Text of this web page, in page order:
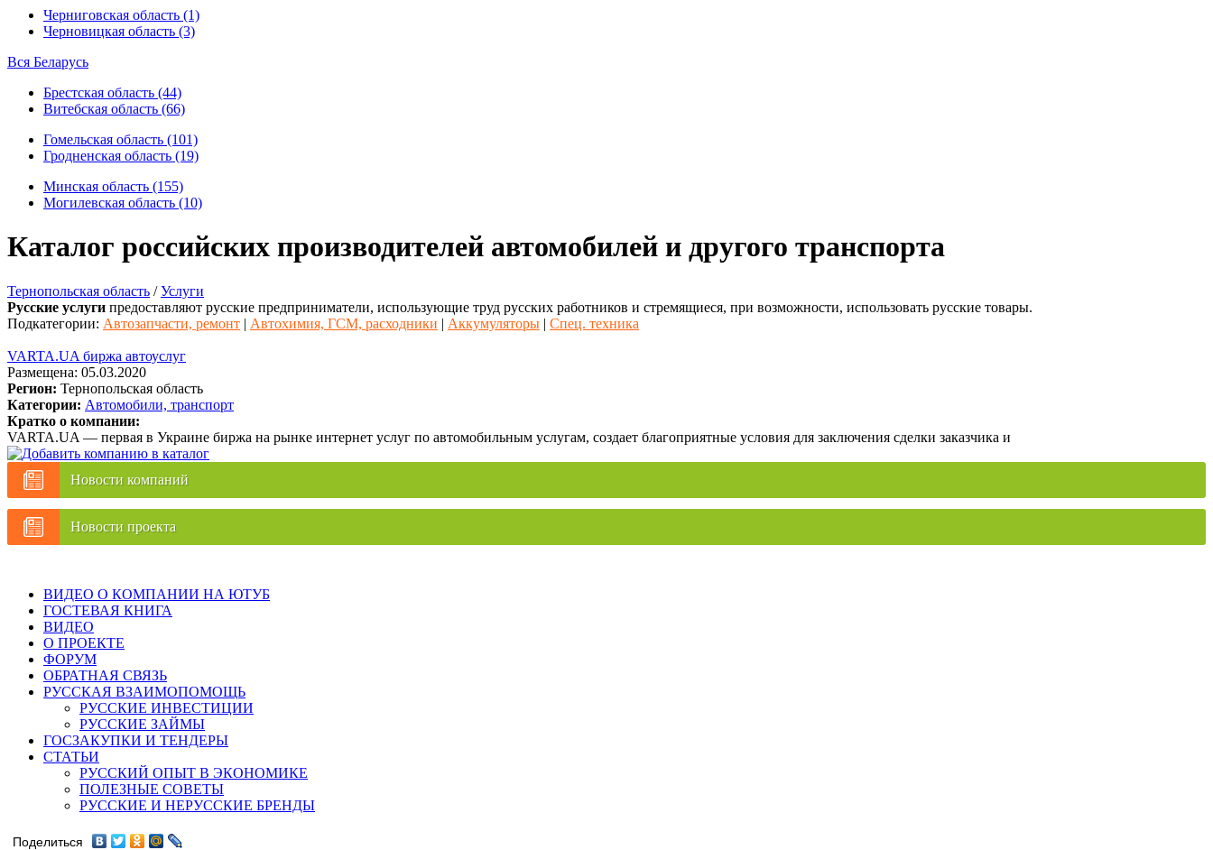
Черниговская область (1)
Черновицкая область (3)
Вся Беларусь
Брестская область (44)
Витебская область (66)
Гомельская область (101)
Гродненская область (19)
Минская область (155)
Могилевская область (10)
Каталог российских производителей автомобилей и другого транспорта
Тернопольская область /Услуги
Русские услуги предоставляют русские предприниматели, использующие труд русских работников и стремящиеся, при возможности, использовать русские товары.
Подкатегории: Автозапчасти, ремонт | Автохимия, ГСМ, расходники | Аккумуляторы | Спец. техника
VARTA.UA биржа автоуслуг
Размещена: 05.03.2020
Регион: Тернопольская область
Категории: Автомобили, транспорт
Кратко о компании:
VARTA.UA — первая в Украине биржа на рынке интернет услуг по автомобильным услугам, создает благоприятные условия для заключения сделки заказчика и
Новости компаний
Новости проекта
ВИДЕО О КОМПАНИИ НА ЮТУБ
ГОСТЕВАЯ КНИГА
ВИДЕО
О ПРОЕКТЕ
ФОРУМ
ОБРАТНАЯ СВЯЗЬ
РУССКАЯ ВЗАИМОПОМОЩЬ
РУССКИЕ ИНВЕСТИЦИИ
РУССКИЕ ЗАЙМЫ
ГОСЗАКУПКИ И ТЕНДЕРЫ
СТАТЬИ
РУССКИЙ ОПЫТ В ЭКОНОМИКЕ
ПОЛЕЗНЫЕ СОВЕТЫ
РУССКИЕ И НЕРУССКИЕ БРЕНДЫ
Поделиться